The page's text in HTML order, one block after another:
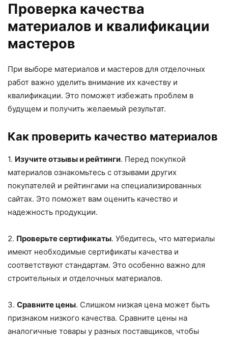
Проверка качества
материалов и квалификации
мастеров
При выборе материалов и мастеров для отделочных
работ важно уделить внимание их качеству и
квалификации. Это поможет избежать проблем в
будущем и получить желаемый результат.
Как проверить качество материалов
1. Изучите отзывы и рейтинги. Перед покупкой
материалов ознакомьтесь с отзывами других
покупателей и рейтингами на специализированных
сайтах. Это поможет вам оценить качество и
надежность продукции.
2. Проверьте сертификаты. Убедитесь, что материалы
имеют необходимые сертификаты качества и
соответствуют стандартам. Это особенно важно для
строительных и отделочных материалов.
3. Сравните цены. Слишком низкая цена может быть
признаком низкого качества. Сравните цены на
аналогичные товары у разных поставщиков, чтобы